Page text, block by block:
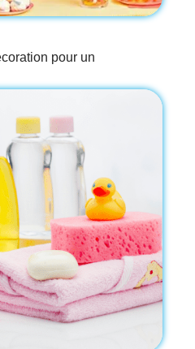
pour un